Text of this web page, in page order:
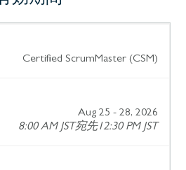
Certified ScrumMaster (CSM)
Aug 25 - 28, 2026
8:00 AM JST宛先12:30 PM JST